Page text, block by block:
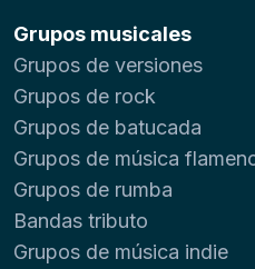
Grupos musicales
Grupos de versiones
Grupos de rock
Grupos de batucada
Grupos de música
Grupos de rumba
Bandas tributo
Grupos de música indie